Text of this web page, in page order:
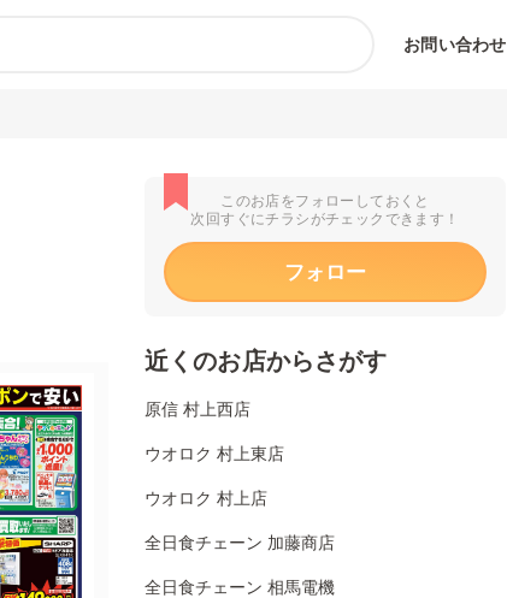
お問い合わせ
このお店をフォローしておくと
次回すぐにチラシがチェックできます！
フォロー
近くのお店からさがす
原信 村上西店
ウオロク 村上東店
ウオロク 村上店
全日食チェーン 加藤商店
全日食チェーン 相馬電機